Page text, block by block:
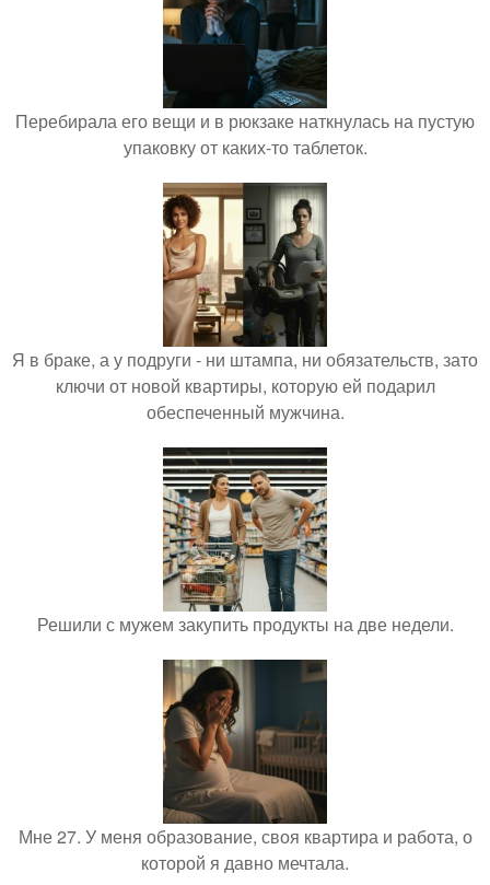
Перебирала его вещи и в рюкзаке наткнулась на пустую
упаковку от каких-то таблеток.
Я в браке, а у подруги - ни штампа, ни обязательств, зато
ключи от новой квартиры, которую ей подарил
обеспеченный мужчина.
Решили с мужем закупить продукты на две недели.
Мне 27. У меня образование, своя квартира и работа, о
которой я давно мечтала.